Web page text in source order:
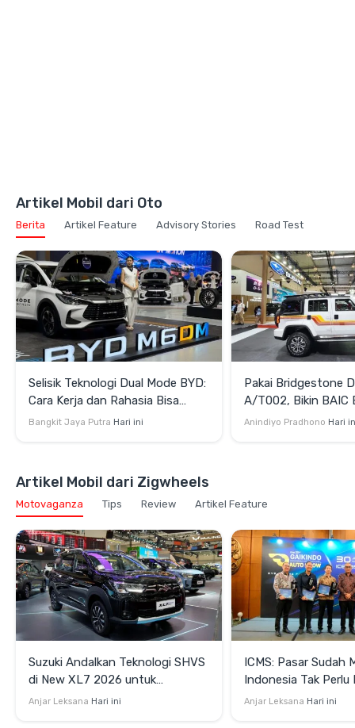
Artikel Mobil dari Oto
Berita Artikel Feature Advisory Stories Road Test
Selisik Teknologi Dual Mode BYD:
Cara Kerja dan Rahasia Bisa
Efisien juga Bertenaga
Bangkit Jaya Putra Hari ini
Pakai Bridgestone
A/T002, Bikin BAIC
Terlihat Lebih
Anindiyo Pradhono Hari
Artikel Mobil dari Zigwheels
Motovaganza Tips Review Artikel Feature
Suzuki Andalkan Teknologi SHVS
di New XL7 2026 untuk
Mendukung Efisiensi Berkendara
Anjar Leksana Hari ini
ICMS: Pasar Sudah
Indonesia Tak Perlu
Satu Teknologi
Anjar Leksana Hari ini